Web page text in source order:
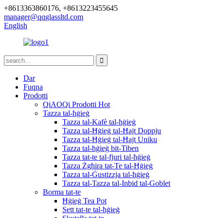
+8613363860176, +8613223455645
manager@qqglassltd.com
English
Dar
Fuqna
Prodotti
QiAOQi Prodotti Hot
Tazza tal-ħġieġ
Tazza tal-Kafè tal-ħġieġ
Tazza tal-Ħġieġ tal-Ħajt Doppju
Tazza tal-Ħġieġ tal-Ħajt Uniku
Tazza tal-ħġieġ bit-Tiben
Tazza tat-te tal-fjuri tal-ħġieġ
Tazza Żgħira tat-Te tal-Ħġieġ
Tazza tal-Ġustizzja tal-ħġieġ
Tazza tal-Tazza tal-Inbid tal-Goblet
Borma tat-te
Ħġieġ Tea Pot
Sett tat-te tal-ħġieġ